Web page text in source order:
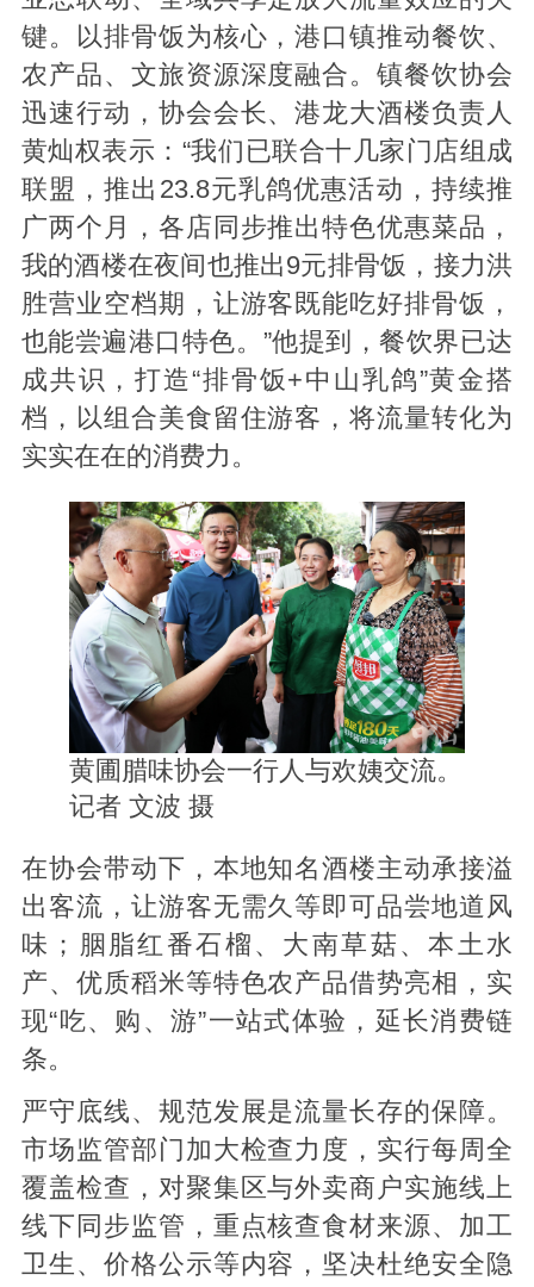
键。以排骨饭为核心，港口镇推动餐饮、
农产品、文旅资源深度融合。镇餐饮协会
迅速行动，协会会长、港龙大酒楼负责人
黄灿权表示：“我们已联合十几家门店组成
联盟，推出23.8元乳鸽优惠活动，持续推
广两个月，各店同步推出特色优惠菜品，
我的酒楼在夜间也推出9元排骨饭，接力洪
胜营业空档期，让游客既能吃好排骨饭，
也能尝遍港口特色。”他提到，餐饮界已达
成共识，打造“排骨饭+中山乳鸽”黄金搭
档，以组合美食留住游客，将流量转化为
实实在在的消费力。
黄圃腊味协会一行人与欢姨交流。
记者 文波 摄
在协会带动下，本地知名酒楼主动承接溢
出客流，让游客无需久等即可品尝地道风
味；胭脂红番石榴、大南草菇、本土水
产、优质稻米等特色农产品借势亮相，实
现“吃、购、游”一站式体验，延长消费链
条。
严守底线、规范发展是流量长存的保障。
市场监管部门加大检查力度，实行每周全
覆盖检查，对聚集区与外卖商户实施线上
线下同步监管，重点核查食材来源、加工
卫生、价格公示等内容，坚决杜绝安全隐